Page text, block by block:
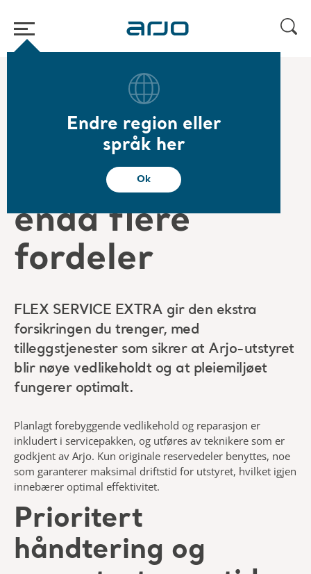
Endre region eller
språk her
Ok
Prioritering
Ekstra
forsikring med
enda flere
fordeler
FLEX SERVICE EXTRA gir den ekstra
forsikringen du trenger, med
tilleggstjenester som sikrer at Arjo-utstyret
blir nøye vedlikeholdt og at pleiemiljøet
fungerer optimalt.
Planlagt forebyggende vedlikehold og reparasjon er
inkludert i servicepakken, og utføres av teknikere som er
godkjent av Arjo. Kun originale reservedeler benyttes, noe
som garanterer maksimal driftstid for utstyret, hvilket igjen
innebærer optimal effektivitet.
Prioritert
håndtering og